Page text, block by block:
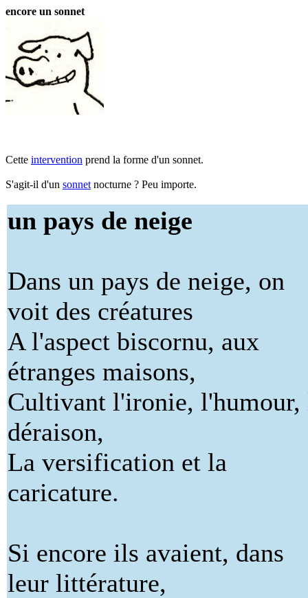
encore un sonnet
Cette intervention prend la forme d'un sonnet.
S'agit-il d'un sonnet nocturne ? Peu importe.
un pays de neige
Dans un pays de neige, on
voit des créatures
A l'aspect biscornu, aux
étranges maisons,
Cultivant l'ironie, l'humour,
déraison,
La versification et la
caricature.
Si encore ils avaient, dans
leur littérature,